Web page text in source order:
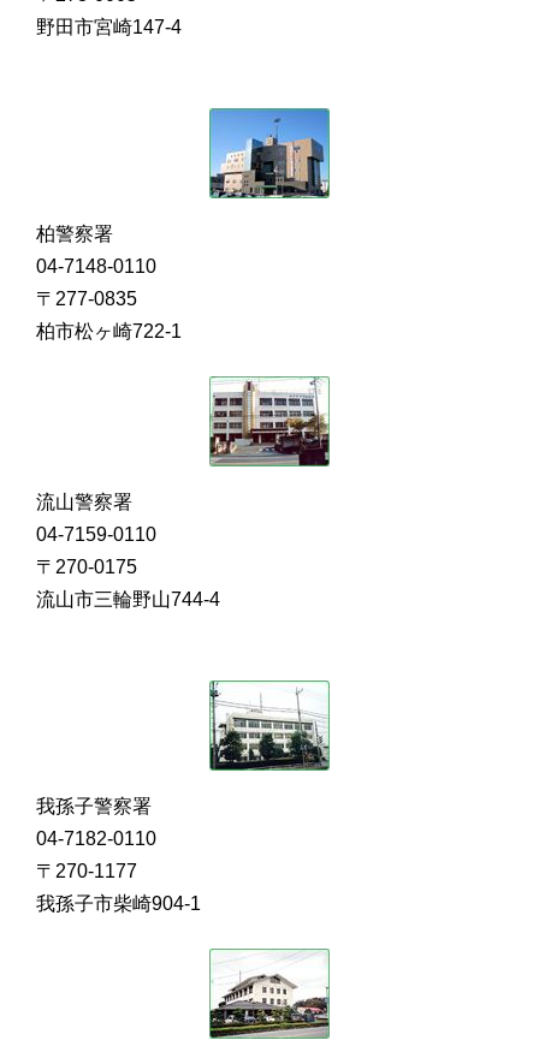
野田市宮崎147-4
柏警察署
04-7148-0110
〒277-0835
柏市松ヶ崎722-1
流山警察署
04-7159-0110
〒270-0175
流山市三輪野山744-4
我孫子警察署
04-7182-0110
〒270-1177
我孫子市柴崎904-1